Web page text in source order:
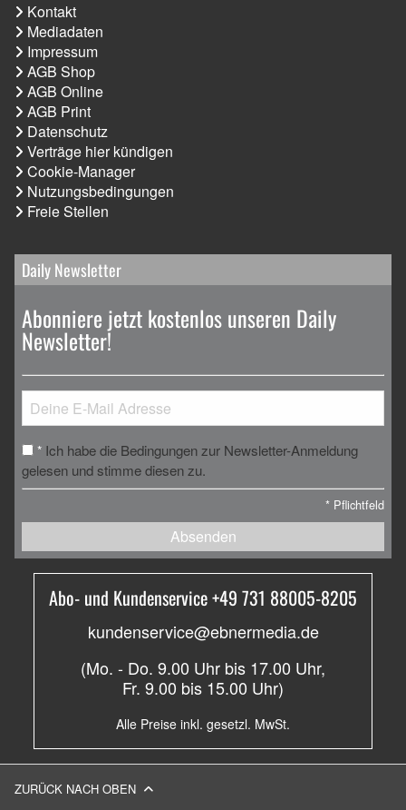
Kontakt
Mediadaten
Impressum
AGB Shop
AGB Online
AGB Print
Datenschutz
Verträge hier kündigen
Cookie-Manager
Nutzungsbedingungen
Freie Stellen
Daily Newsletter
Abonniere jetzt kostenlos unseren Daily
Newsletter!
* Ich habe die Bedingungen zur Newsletter-Anmeldung
gelesen und stimme diesen zu.
* Pflichtfeld
Absenden
Abo- und Kundenservice +49 731 88005-8205
kundenservice@ebnermedia.de
(Mo. - Do. 9.00 Uhr bis 17.00 Uhr,
Fr. 9.00 bis 15.00 Uhr)
Alle Preise inkl. gesetzl. MwSt.
ZURÜCK NACH OBEN